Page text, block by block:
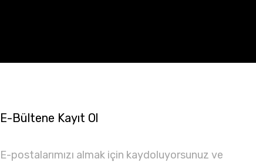
E-Bültene Kayıt Ol
E-postalarımızı almak için kaydoluyorsunuz ve